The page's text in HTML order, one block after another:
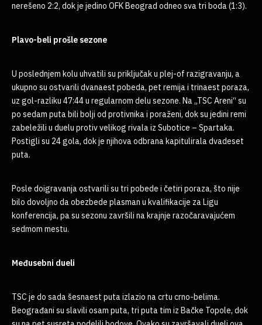
nerešeno 2:2, dok je jedino OFK Beograd odneo sva tri boda (1:3).
Plavo-beli prošle sezone
U poslednjem kolu uhvatili su priključak u plej-of razigravanju, a
ukupno su ostvarili dvanaest pobeda, pet remija i trinaest poraza,
uz gol-razliku 47:44 u regularnom delu sezone. Na „TSC Areni“ su
po sedam puta bili bolji od protivnika i poraženi, dok su jedini remi
zabeležili u duelu protiv velikog rivala iz Subotice – Spartaka.
Postigli su 24 gola, dok je njihova odbrana kapitulirala dvadeset
puta.
Posle doigravanja ostvarili su tri pobede i četiri poraza, što nije
bilo dovoljno da obezbede plasman u kvalifikacije za Ligu
konferencija, pa su sezonu završili na krajnje razočaravajućem
sedmom mestu.
Međusebni dueli
TSC je do sada šesnaest puta izlazio na crtu crno-belima.
Beograđani su slavili osam puta, tri puta tim iz Bačke Topole, dok